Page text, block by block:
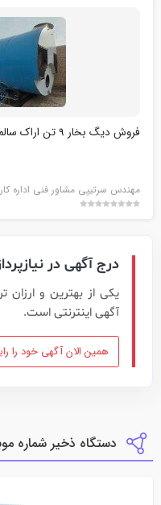
فروش دیگ بخار 9 تن اراک سالم به قیمت دیگ بخار 2 تن
مهندس سرتیپی مشاور فنی اداره کار
درج آگهی در
یکی از بهترین و ارزان
آگهی اینترنتی است.
همین الان آگهی خود را
دستگاه ذخیر شماره